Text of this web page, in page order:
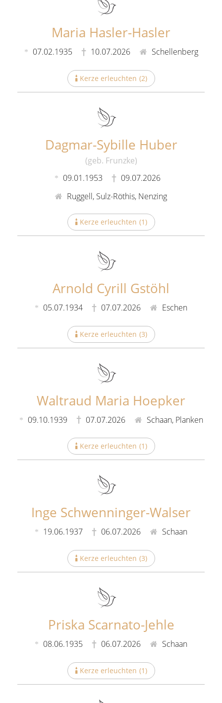
Maria Hasler-Hasler
07.02.1935 10.07.2026 Schellenberg
Kerze erleuchten (2)
Dagmar-Sybille Huber
(geb. Frunzke)
09.01.1953
09.07.2026
Ruggell, Sulz-Röthis, Nenzing
Kerze erleuchten (1)
Arnold Cyrill Gstöhl
05.07.1934 07.07.2026 Eschen
Kerze erleuchten (3)
Waltraud Maria Hoepker
09.10.1939 07.07.2026 Schaan, Planken
Kerze erleuchten (1)
Inge Schwenninger-Walser
19.06.1937 06.07.2026 Schaan
Kerze erleuchten (3)
Priska Scarnato-Jehle
08.06.1935 06.07.2026 Schaan
Kerze erleuchten (1)